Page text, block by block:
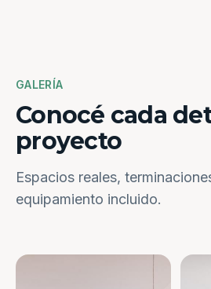
GALERÍA
Conocé cada
proyecto
Espacios reales,
equipamiento incluido.